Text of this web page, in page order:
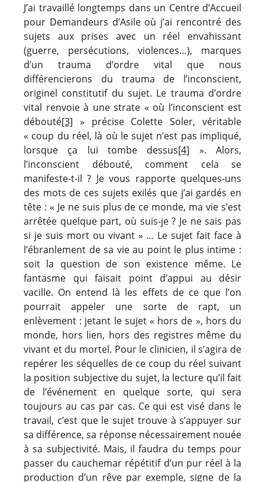
J’ai travaillé longtemps dans un Centre d’Accueil
pour Demandeurs d’Asile où j’ai rencontré des
sujets aux prises avec un réel envahissant
(guerre, persécutions, violences…), marques
d’un trauma d’ordre vital que nous
différencierons du trauma de l’inconscient,
originel constitutif du sujet. Le trauma d’ordre
vital renvoie à une strate « où l’inconscient est
débouté[3] » précise Colette Soler, véritable
« coup du réel, là où le sujet n’est pas impliqué,
lorsque ça lui tombe dessus[4] ». Alors,
l’inconscient débouté, comment cela se
manifeste-t-il ? Je vous rapporte quelques-uns
des mots de ces sujets exilés que j’ai gardés en
tête : « Je ne suis plus de ce monde, ma vie s’est
arrêtée quelque part, où suis-je ? Je ne sais pas
si je suis mort ou vivant » … Le sujet fait face à
l’ébranlement de sa vie au point le plus intime :
soit la question de son existence même. Le
fantasme qui faisait point d’appui au désir
vacille. On entend là les effets de ce que l’on
pourrait appeler une sorte de rapt, un
enlèvement : jetant le sujet « hors de », hors du
monde, hors lien, hors des registres même du
vivant et du mortel. Pour le clinicien, il s’agira de
repérer les séquelles de ce coup du réel suivant
la position subjective du sujet, la lecture qu’il fait
de l’événement en quelque sorte, qui sera
toujours au cas par cas. Ce qui est visé dans le
travail, c’est que le sujet trouve à s’appuyer sur
sa différence, sa réponse nécessairement nouée
à sa subjectivité. Mais, il faudra du temps pour
passer du cauchemar répétitif d’un pur réel à la
production d’un rêve par exemple, signe de la